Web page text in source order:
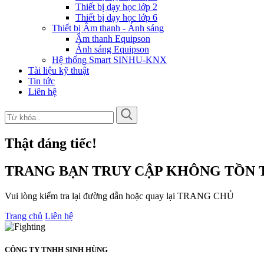
Thiết bị dạy học lớp 2
Thiết bị dạy học lớp 6
Thiết bị Âm thanh - Ánh sáng
Âm thanh Equipson
Ánh sáng Equipson
Hệ thống Smart SINHU-KNX
Tài liệu kỹ thuật
Tin tức
Liên hệ
Thật đáng tiếc!
TRANG BẠN TRUY CẬP KHÔNG TỒN
Vui lòng kiểm tra lại đường dẫn hoặc quay lại TRANG CHỦ
Trang chủ Liên hệ
CÔNG TY TNHH SINH HÙNG